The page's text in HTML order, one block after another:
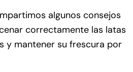
algunos consejos
correctamente las latas
y mantener su frescura por